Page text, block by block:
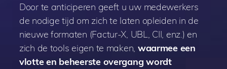
Door te anticiperen geeft u uw medewerkers
de nodige tijd om zich te laten opleiden in de
nieuwe formaten (Factur-X, UBL, CII, enz.) en
zich de tools eigen te maken, waarmee een
vlotte en beheerste overgang wordt